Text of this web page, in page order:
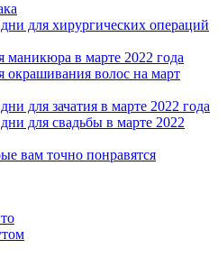
для хирургических операций
маникюра в марте 2022 года
окрашивания волос на март
для зачатия в марте 2022 года
для свадьбы в марте 2022
вам точно понравятся